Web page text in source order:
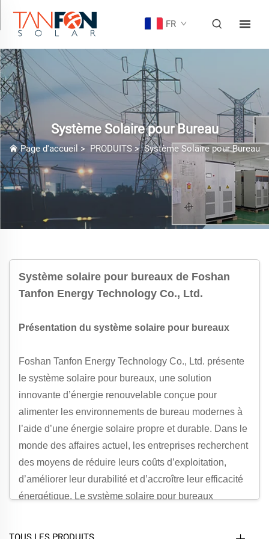
FR
Système Solaire pour Bureau
Page d'accueil > PRODUITS >Système Solaire pour Bureau
Système solaire pour bureaux de Foshan
Tanfon Energy Technology Co., Ltd.
Présentation du système solaire pour bureaux
Foshan Tanfon Energy Technology Co., Ltd. présente
le système solaire pour bureaux, une solution
innovante d’énergie renouvelable conçue pour
alimenter les environnements de bureau modernes à
l’aide d’une énergie solaire propre et durable. Dans le
monde des affaires actuel, les entreprises recherchent
des moyens de réduire leurs coûts d’exploitation,
d’améliorer leur durabilité et d’accroître leur efficacité
énergétique. Le système solaire pour bureaux